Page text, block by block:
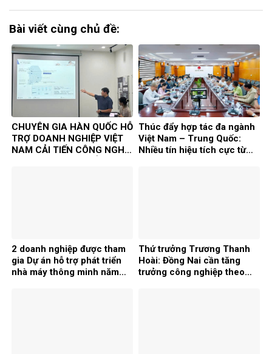
Bài viết cùng chủ đề:
CHUYÊN GIA HÀN QUỐC HỖ
TRỢ DOANH NGHIỆP VIỆT
NAM CẢI TIẾN CÔNG NGHỆ
Thúc đẩy hợp tác đa ngành
Việt Nam – Trung Quốc:
Nhiều tín hiệu tích cực từ
2 doanh nghiệp được tham
gia Dự án hỗ trợ phát triển
nhà máy thông minh năm
Thứ trưởng Trương Thanh
Hoài: Đồng Nai cần tăng
trưởng công nghiệp theo